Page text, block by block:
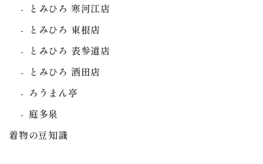
とみひろ 寒河江店
とみひろ 東根店
とみひろ 表参道店
とみひろ 酒田店
ろうまん亭
庭多泉
着物の豆知識